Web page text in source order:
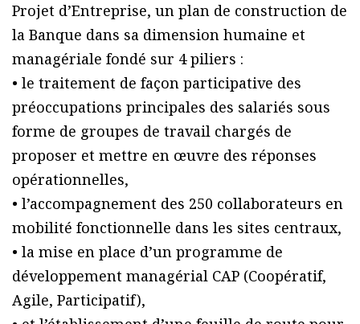
Projet d’Entreprise, un plan de construction de
la Banque dans sa dimension humaine et
managériale fondé sur 4 piliers :
• le traitement de façon participative des
préoccupations principales des salariés sous
forme de groupes de travail chargés de
proposer et mettre en œuvre des réponses
opérationnelles,
• l’accompagnement des 250 collaborateurs en
mobilité fonctionnelle dans les sites centraux,
• la mise en place d’un programme de
développement managérial CAP (Coopératif,
Agile, Participatif),